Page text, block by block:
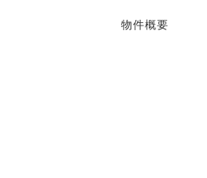
物件概要